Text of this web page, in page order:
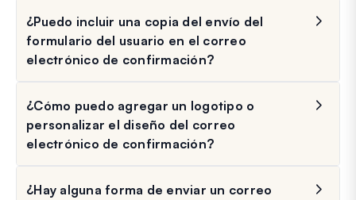
¿Puedo incluir una copia del envío del
formulario del usuario en el correo
electrónico de confirmación?
¿Cómo puedo agregar un logotipo o
personalizar el diseño del correo
electrónico de confirmación?
¿Hay alguna forma de enviar un correo